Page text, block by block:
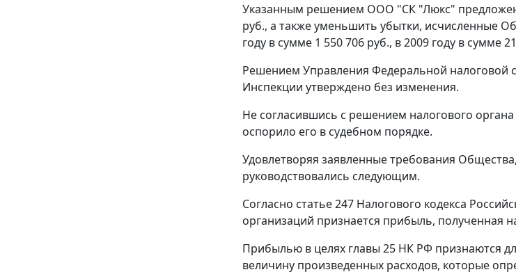
Указанным решением ООО "СК "Люкс"
руб., а также уменьшить убытки, исчисленные
году в сумме 1 550 706 руб., в 2009 году в сумме
Решением Управления Федеральной налоговой
Инспекции утверждено без изменения.
Не согласившись с решением налогового
оспорило его в судебном порядке.
Удовлетворяя заявленные требования
руководствовались следующим.
Согласно статье 247 Налогового кодекса
организаций признается прибыль, полученная
Прибылью в целях главы 25 НК РФ признаются
величину произведенных расходов, которые